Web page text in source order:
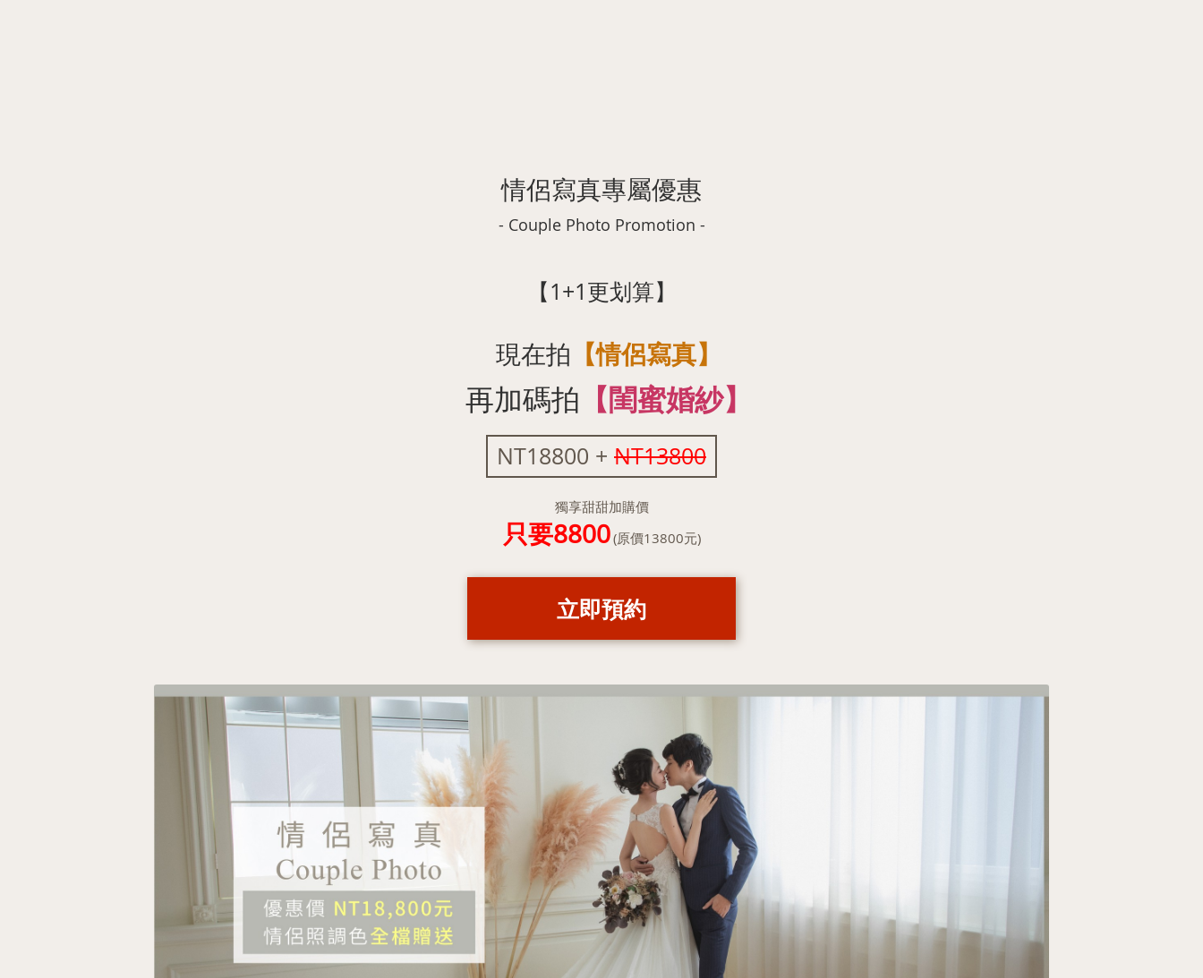
情侶寫真專屬優惠
- Couple Photo Promotion -
【1+1更划算】
現在拍 【情侶寫真】
再加碼拍 【閨蜜婚紗】
NT18800 + NT13800
獨享甜甜加購價
只要8800(原價13800元)
立即預約